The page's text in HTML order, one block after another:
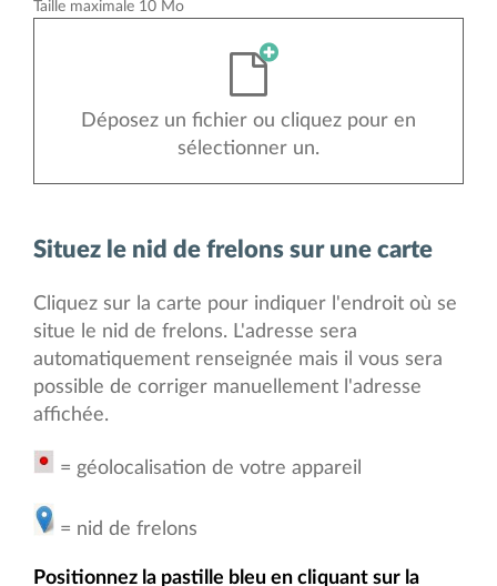
Taille maximale 10 Mo
Déposez un fichier ou cliquez pour en
sélectionner un.
Situez le nid de frelons sur une carte
Cliquez sur la carte pour indiquer l'endroit où se
situe le nid de frelons. L'adresse sera
automatiquement renseignée mais il vous sera
possible de corriger manuellement l'adresse
affichée.
= géolocalisation de votre appareil
= nid de frelons
Positionnez la pastille bleu en cliquant sur la